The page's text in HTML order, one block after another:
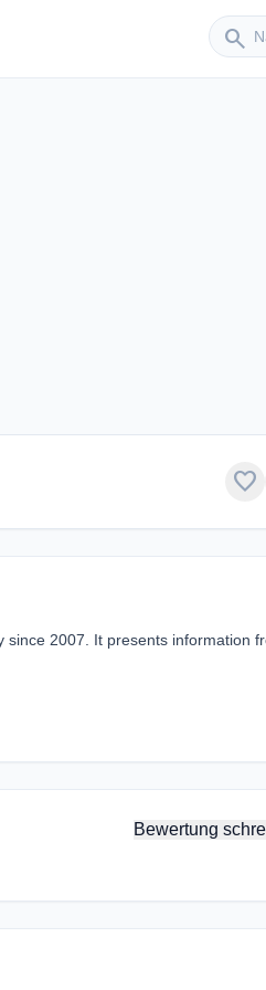
search
Sender
favorite
since 2007. It presents information
Bewertung